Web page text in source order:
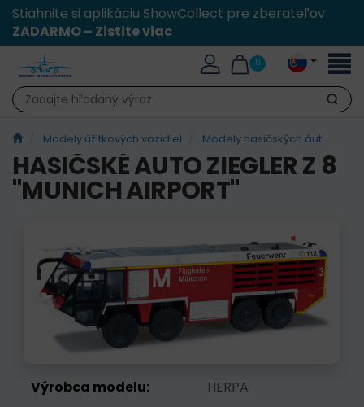
Stiahnite si aplikáciu ShowCollect pre zberateľov
ZADARMO – Zistite viac
0
Hľadať
Modely úžitkových vozidiel Modely hasičských áut
HASIČSKÉ AUTO ZIEGLER Z 8
"MUNICH AIRPORT"
Výrobca modelu:
HERPA